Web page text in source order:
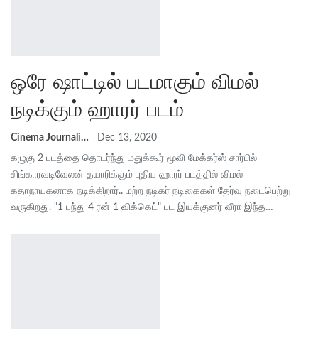
ஒரே ஷாட்டில் படமாகும் விமல்
நடிக்கும் ஹாரர் படம்
Cinema Journalist Union Dec 13, 2020
கழுகு 2 படத்தை தொடர்ந்து மதுக்கூர் மூவி மேக்கர்ஸ் சார்பில்
சிங்காரவடிவேலன் தயாரிக்கும் புதிய ஹாரர் படத்தில் விமல்
கதாநாயகனாக நடிக்கிறார்.. மற்ற நடிகர் நடிகைகள் தேர்வு நடைபெற்று
வருகிறது. "1 பந்து 4 ரன் 1 விக்கெட்" பட இயக்குனர் வீரா இந்த…